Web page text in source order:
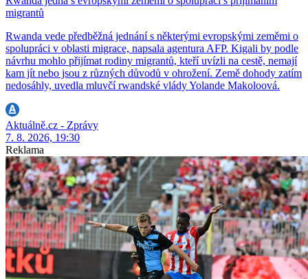
migrantů
Rwanda vede předběžná jednání s některými evropskými zeměmi o
spolupráci v oblasti migrace, napsala agentura AFP. Kigali by podle
návrhu mohlo přijímat rodiny migrantů, kteří uvízli na cestě, nemají
kam jít nebo jsou z různých důvodů v ohrožení. Země dohody zatím
nedosáhly, uvedla mluvčí rwandské vlády Yolande Makoloová.
Aktuálně.cz - Zprávy
7. 8. 2026, 19:30
Reklama